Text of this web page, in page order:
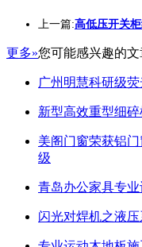
上一篇:高低压开关
更多»您可能感兴趣的文
广州明慧科研级
新型高效重型细
美阁门窗荣获铝
级
青岛办公家具专
闪光对焊机之液